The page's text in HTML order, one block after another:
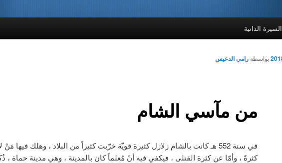
السيرة الذاتية
من مآسي الشام
بواسطة رامي الدعيس
في سنة 552 هـ كانت بالشام زلازل كثيرة قويّة خرّبت كثيراً من البلاد ، وهلك فيها
كثرةً ، وأمّا عن كثرة القتلى ، فيكفي فيه أنّ مُعلماً كان بالمدينة ، وهي مدينة حماة ،